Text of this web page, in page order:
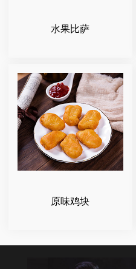
水果比萨
原味鸡块